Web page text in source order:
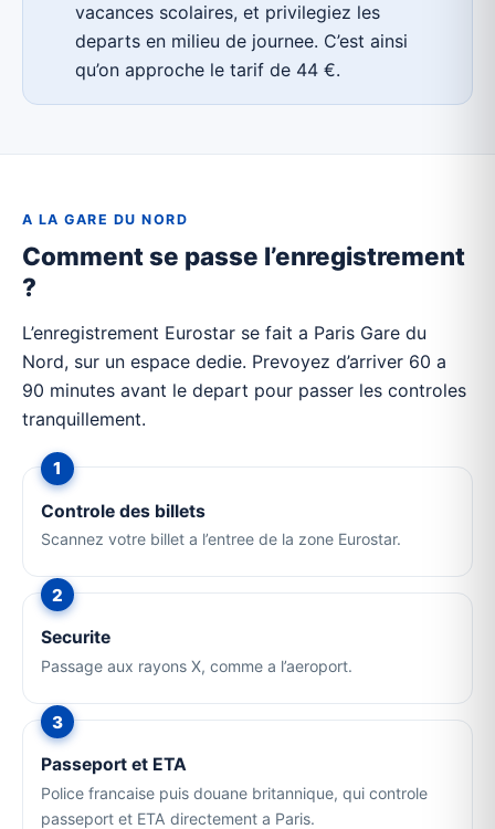
vacances scolaires, et privilegiez les
departs en milieu de journee. C’est ainsi
qu’on approche le tarif de 44 €.
A LA GARE DU NORD
Comment se passe l’enregistrement
?
L’enregistrement Eurostar se fait a Paris Gare du
Nord, sur un espace dedie. Prevoyez d’arriver 60 a
90 minutes avant le depart pour passer les controles
tranquillement.
Controle des billets
Scannez votre billet a l’entree de la zone Eurostar.
Securite
Passage aux rayons X, comme a l’aeroport.
Passeport et ETA
Police francaise puis douane britannique, qui controle
passeport et ETA directement a Paris.